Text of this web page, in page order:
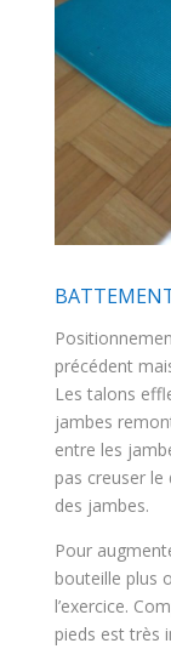
précédent
Les talons
jambes
entre les
pas creuser
des jambes.
Pour
bouteille plus
l’exercice.
pieds est très